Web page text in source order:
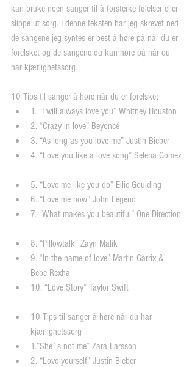
kan bruke noen sanger til å forsterke følelser eller
slippe ut sorg. I denne teksten har jeg skrevet ned
de sangene jeg syntes er best å høre på når du er
forelsket og de sangene du kan høre på når du
har kjærlighetssorg.
10 Tips til sanger å høre når du er forelsket
1. “I will always love you” Whitney Houston
2. “Crazy in love” Beyoncé
3. “As long as you love me” Justin Bieber
4. “Love you like a love song” Selena Gomez
5. “Love me like you do” Ellie Goulding
6. “Love me now” John Legend
7. “What makes you beautiful” One Direction
8. “Pillowtalk” Zayn Malik
9. “In the name of love” Martin Garrix &
Bebe Rexha
10. “Love Story” Taylor Swift
10 Tips til sanger å høre når du har
kjærlighetssorg
1.”She`s not me” Zara Larsson
2. “Love yourself” Justin Bieber